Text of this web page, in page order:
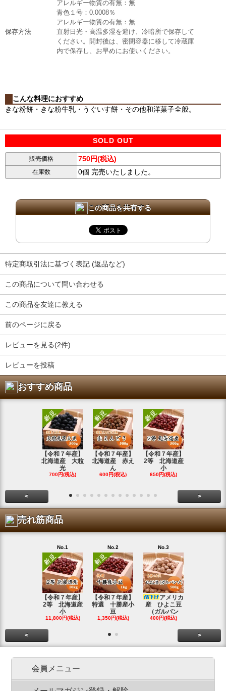
アレルギー物質の有無：無
青色１号：0.0008％
アレルギー物質の有無：無
保存方法
直射日光・高温多湿を避け、冷暗所で保存して
ください。開封後は、密閉容器に移して冷蔵庫
内で保存し、お早めにお使いください。
こんな料理におすすめ
きな粉餅・きな粉牛乳・うぐいす餅・その他和洋菓子全般。
SOLD OUT
販売価格 750円(税込)
在庫数 0個 完売いたしました。
この商品を共有する
特定商取引法に基づく表記 (返品など)
この商品について問い合わせる
この商品を友達に教える
前のページに戻る
レビューを見る(2件)
レビューを投稿
おすすめ商品
【令和７年産】
北海道産 大粒
光
700円(税込)
【令和７年産】
北海道産 赤え
ん
600円(税込)
【令和７年産】
2等 北海道産
小
650円(税込)
< >
売れ筋商品
No.1
【令和７年産】
2等 北海道産
小
11,800円(税込)
No.2
【令和７年産】
特選 十勝産小
豆
1,350円(税込)
No.3
アメリカ
産 ひよこ豆
（ガルバン
400円(税込)
< >
会員メニュー